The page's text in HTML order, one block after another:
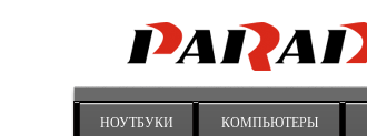
НОУТБУКИ КОМПЬЮТЕРЫ